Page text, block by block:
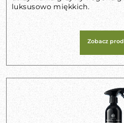
luksusowo miękkich.
Zobacz